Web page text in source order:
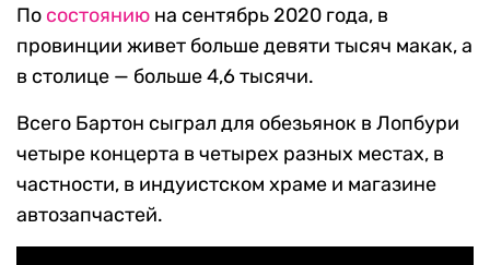
По состоянию на сентябрь 2020 года, в
провинции живет больше девяти тысяч макак, а
в столице — больше 4,6 тысячи.
Всего Бартон сыграл для обезьянок в Лопбури
четыре концерта в четырех разных местах, в
частности, в индуистском храме и магазине
автозапчастей.